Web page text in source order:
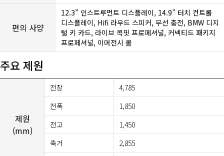
편의 사양
12.3” 인스트루먼트 디스플레이, 14.9” 터치 컨트롤
디스플레이, Hifi 라우드 스피커, 무선 충전, BMW 디지
털 키 카드, 라이브 콕핏 프로페셔널, 커넥티드 패키지
프로페셔널, 이머전시 콜
주요 제원
제원
(mm)
전장
4,785
전폭
1,850
전고
1,450
축거
2,855